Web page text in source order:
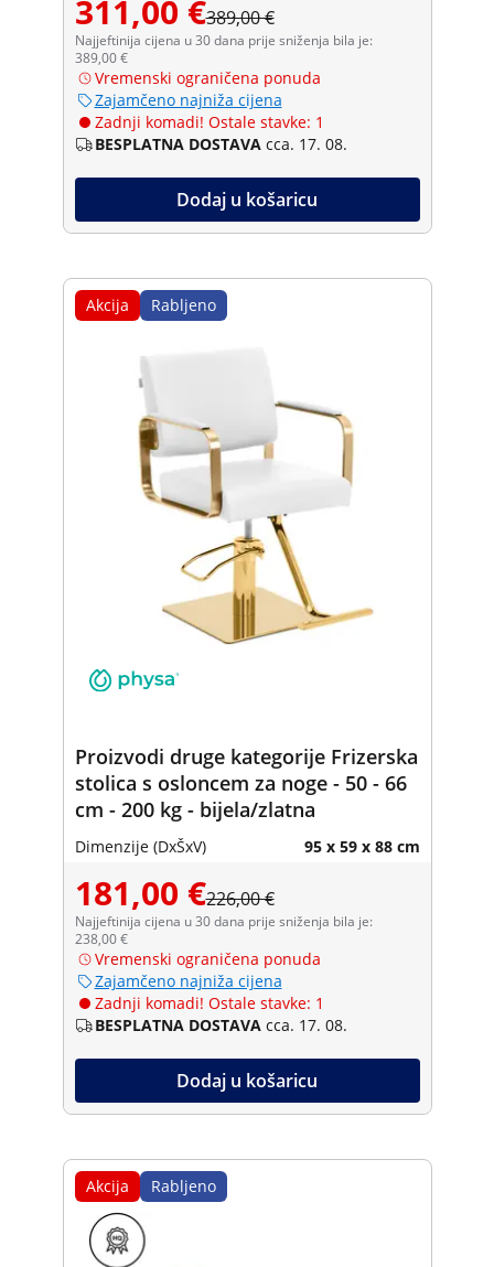
311,00 €389,00 €
Najjeftinija cijena u 30 dana prije sniženja bila je:
389,00 €
Vremenski ograničena ponuda
Zajamčeno najniža cijena
Zadnji komadi! Ostale stavke: 1
BESPLATNA DOSTAVA cca. 17. 08.
Dodaj u košaricu
Akcija Rabljeno
Proizvodi druge kategorije Frizerska
stolica s osloncem za noge - 50 - 66
cm - 200 kg - bijela/zlatna
Dimenzije (DxŠxV) 95 x 59 x 88 cm
181,00 €226,00 €
Najjeftinija cijena u 30 dana prije sniženja bila je:
238,00 €
Vremenski ograničena ponuda
Zajamčeno najniža cijena
Zadnji komadi! Ostale stavke: 1
BESPLATNA DOSTAVA cca. 17. 08.
Dodaj u košaricu
Akcija Rabljeno